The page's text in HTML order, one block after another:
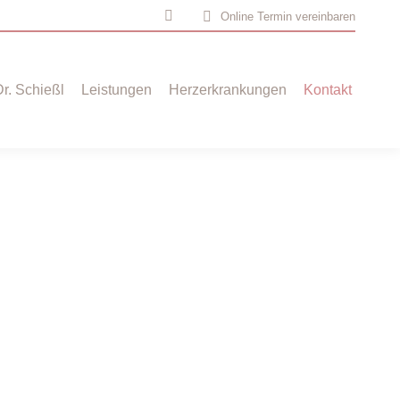
Instagram
in
Online Termin vereinbaren
Schießl Leistungen Herzerkrankungen Kontakt